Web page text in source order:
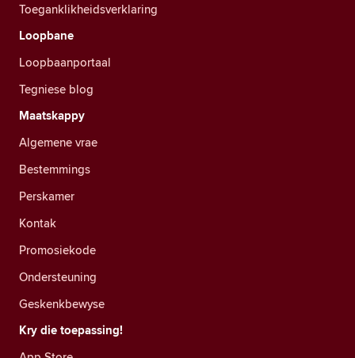
Toeganklikheidsverklaring
Loopbane
Loopbaanportaal
Tegniese blog
Maatskappy
Algemene vrae
Bestemmings
Perskamer
Kontak
Promosiekode
Ondersteuning
Geskenkbewyse
Kry die toepassing!